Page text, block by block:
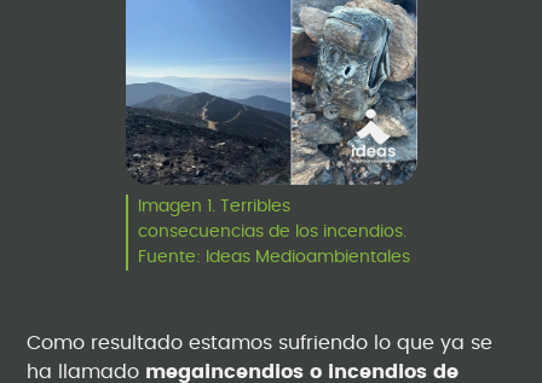
Imagen 1. Terribles
consecuencias de los incendios.
Fuente: Ideas Medioambientales
Como resultado estamos sufriendo lo que ya se
ha llamado megaincendios o incendios de